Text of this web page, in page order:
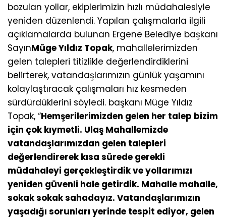
bozulan yollar, ekiplerimizin hızlı müdahalesiyle
yeniden düzenlendi. Yapılan çalışmalarla ilgili
açıklamalarda bulunan Ergene Belediye başkanı
SayınMüge Yıldız Topak, mahallelerimizden
gelen talepleri titizlikle değerlendirdiklerini
belirterek, vatandaşlarımızın günlük yaşamını
kolaylaştıracak çalışmaları hız kesmeden
sürdürdüklerini söyledi. başkanı Müge Yıldız
Topak, “Hemşerilerimizden gelen her talep bizim
için çok kıymetli. Ulaş Mahallemizde
vatandaşlarımızdan gelen talepleri
değerlendirerek kısa sürede gerekli
müdahaleyi gerçekleştirdik ve yollarımızı
yeniden güvenli hale getirdik. Mahalle mahalle,
sokak sokak sahadayız. Vatandaşlarımızın
yaşadığı sorunları yerinde tespit ediyor, gelen